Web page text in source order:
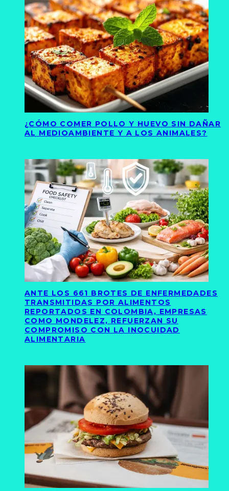
¿CÓMO COMER POLLO Y HUEVO SIN DAÑAR
AL MEDIOAMBIENTE Y A LOS ANIMALES?
ANTE LOS 661 BROTES DE ENFERMEDADES
TRANSMITIDAS POR ALIMENTOS
REPORTADOS EN COLOMBIA, EMPRESAS
COMO MONDELEZ, REFUERZAN SU
COMPROMISO CON LA INOCUIDAD
ALIMENTARIA